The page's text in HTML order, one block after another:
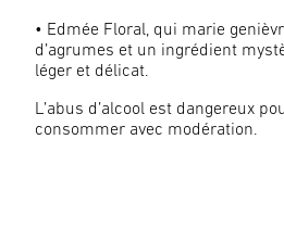
• Edmée Floral, qui marie
d’agrumes et un ingrédient
léger et délicat.
L’abus d’alcool est dangereux
consommer avec modération.